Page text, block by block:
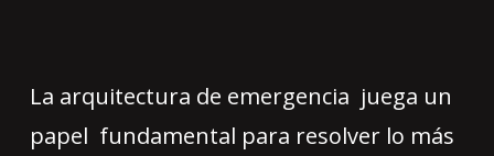
La arquitectura de emergencia juega un
papel fundamental para resolver lo más